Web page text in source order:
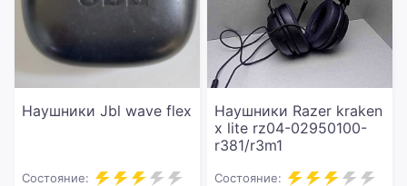
Наушники Jbl wave flex
Состояние:
Наушники Razer kraken
x lite rz04-02950100-
r381/r3m1
Состояние: